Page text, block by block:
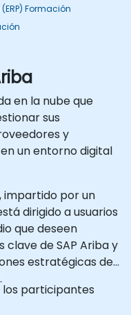
Formación
en la nube que
sus
y
un entorno digital
impartido por un
dirigido a usuarios
que deseen
de SAP Ariba y
estratégicas de
participantes